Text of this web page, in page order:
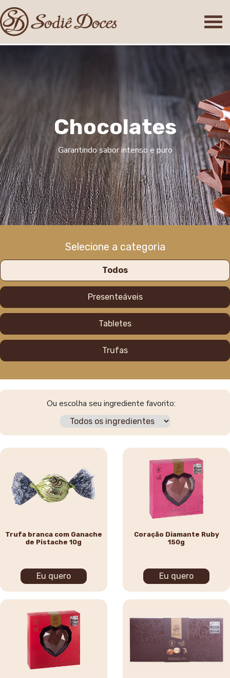
Chocolates
Garantindo sabor intenso e puro
Selecione a categoria
Todos
Presenteáveis
Tabletes
Trufas
Ou escolha seu ingrediente favorito:
Trufa branca com Ganache
de Pistache 10g
Eu quero
Coração Diamante Ruby
150g
Eu quero